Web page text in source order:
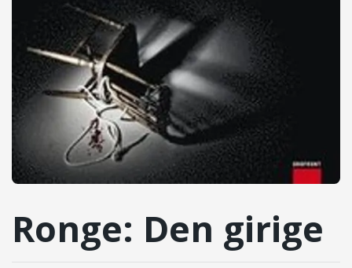
Ronge: Den girige